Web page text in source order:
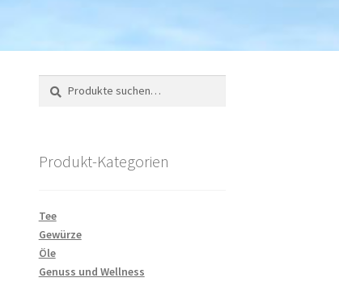
nach:
Produkt-Kategorien
Tee
Gewürze
Öle
Genuss und Wellness